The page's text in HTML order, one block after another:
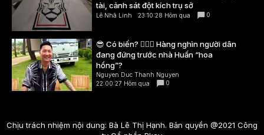
tài, cảnh sát đột kích trụ sở
Lê Nhã Linh 23:10:28 Hôm qua 0
😎 Có biến? 👮🏻‍♂️ Hàng nghìn người dân
đang đứng trước nhà Huấn “hoa
hồng”?
Nguyen Duc Thanh Nguyen
22:00:27 Hôm qua
0
Chịu trách nhiệm nội dung: Bà Lê Thị Hạnh. Bản quyền @2021 Công